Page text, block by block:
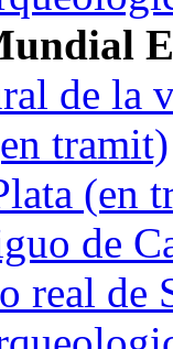
de la
tramit)
(en
de
real de